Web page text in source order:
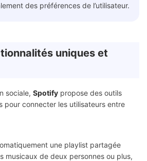
des préférences de l’utilisateur.
uniques et
sociale, Spotify propose des outils
pour connecter les utilisateurs entre
une playlist partagée
musicaux de deux personnes ou plus,